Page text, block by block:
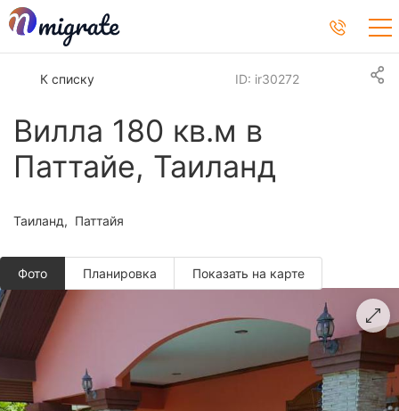
К списку
Вилла 180 кв.м в
Паттайе, Таиланд
ID: ir30272
Таиланд Паттайя
Фото Планировкa Показать на карте